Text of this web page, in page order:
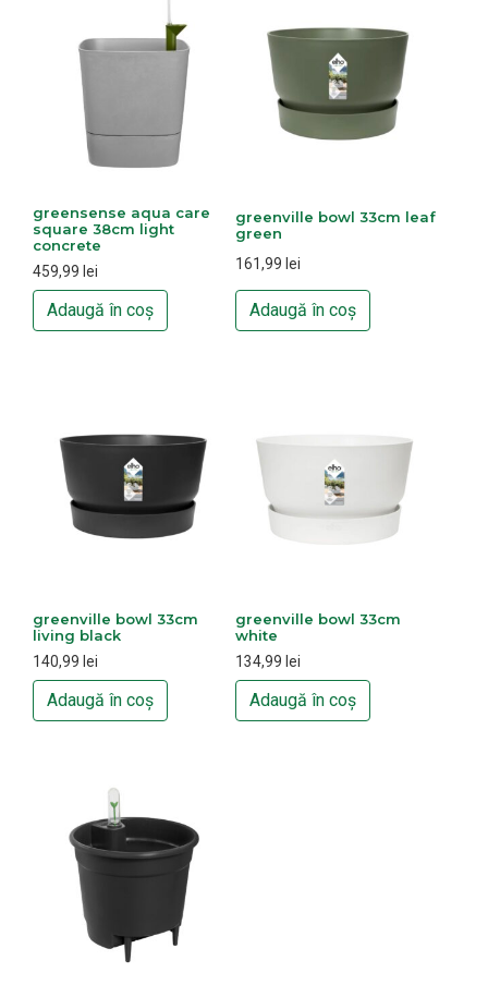
greensense aqua care
square 38cm light
concrete
459,99 lei
Adaugă în coș
greenville bowl 33cm leaf
green
161,99 lei
Adaugă în coș
greenville bowl 33cm
living black
140,99 lei
Adaugă în coș
greenville bowl 33cm
white
134,99 lei
Adaugă în coș